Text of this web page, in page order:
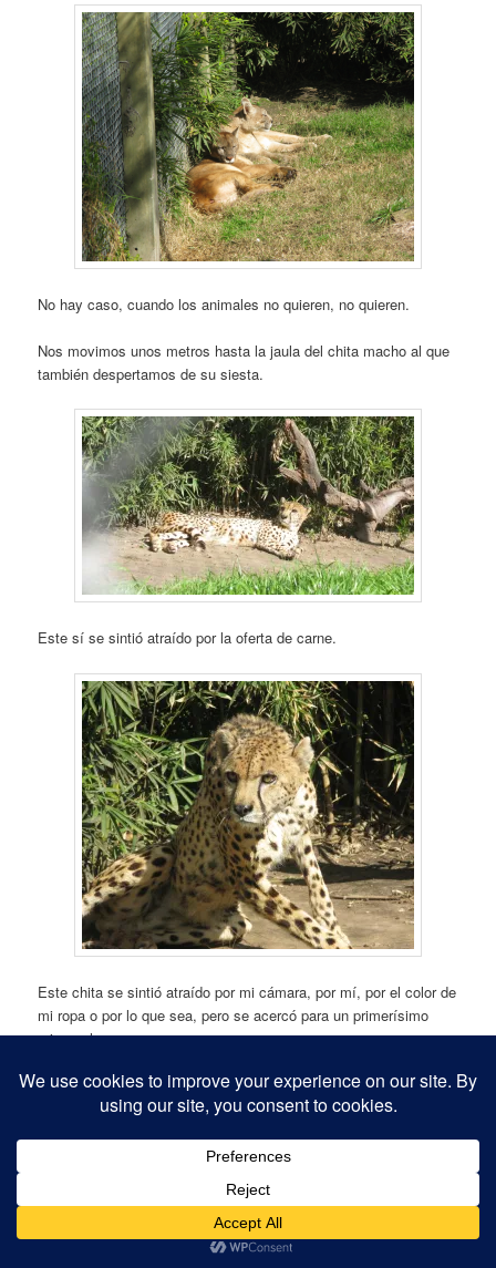
No hay caso, cuando los animales no quieren, no quieren.
Nos movimos unos metros hasta la jaula del chita macho al que
también despertamos de su siesta.
Este sí se sintió atraído por la oferta de carne.
Este chita se sintió atraído por mi cámara, por mí, por el color de
mi ropa o por lo que sea, pero se acercó para un primerísimo
primer plano.